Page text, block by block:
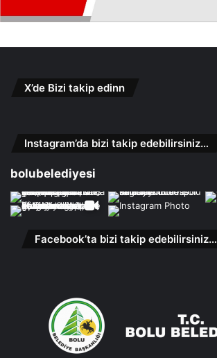
X’de Bizi takip edinn
Instagram’da bizi takip edebilirsiniz…
bolubelediyesi
Facebook’ta bizi takip edebilirsiniz…